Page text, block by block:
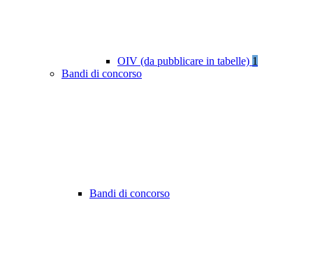
OIV (da pubblicare in tabelle) 1
Bandi di concorso
Bandi di concorso